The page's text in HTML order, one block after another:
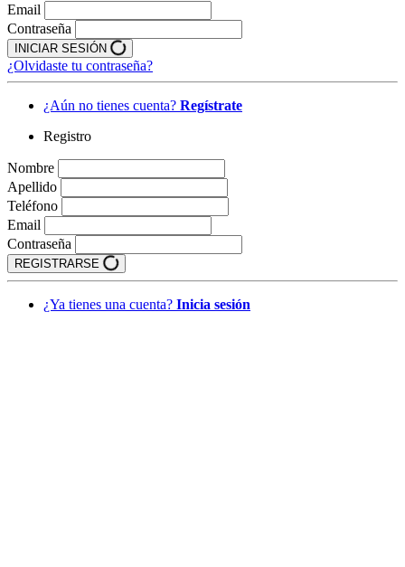
Email
Contraseña
INICIAR SESIÓN
¿Olvidaste tu contraseña?
¿Aún no tienes cuenta? Regístrate
Registro
Nombre
Apellido
Teléfono
Email
Contraseña
REGISTRARSE
¿Ya tienes una cuenta? Inicia sesión